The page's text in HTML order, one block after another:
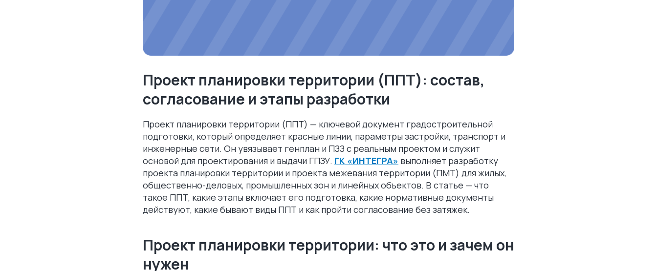
Проект планировки территории (ППТ): состав,
согласование и этапы разработки
Проект планировки территории (ППТ) — ключевой документ градостроительной
подготовки, который определяет красные линии, параметры застройки, транспорт и
инженерные сети. Он увязывает генплан и ПЗЗ с реальным проектом и служит
основой для проектирования и выдачи ГПЗУ. ГК «ИНТЕГРА» выполняет разработку
проекта планировки территории и проекта межевания территории (ПМТ) для жилых,
общественно-деловых, промышленных зон и линейных объектов. В статье — что
такое ППТ, какие этапы включает его подготовка, какие нормативные документы
действуют, какие бывают виды ППТ и как пройти согласование без затяжек.
Проект планировки территории: что это и зачем он
нужен